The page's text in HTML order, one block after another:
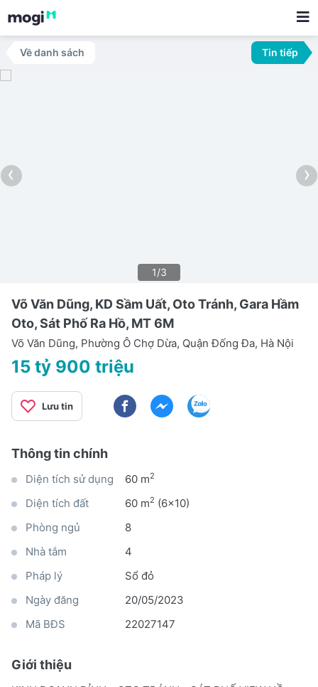
Về danh sách Tin tiếp
‹ ›
1/3
Võ Văn Dũng, KD Sầm Uất, Oto Tránh, Gara Hầm
Oto, Sát Phố Ra Hồ, MT 6M
Võ Văn Dũng, Phường Ô Chợ Dừa, Quận Đống Đa, Hà Nội
15 tỷ 900 triệu
Lưu tin
Thông tin chính
Diện tích sử dụng 60 m2
Diện tích đất 60 m2 (6x10)
Phòng ngủ
8
Nhà tắm
4
Pháp lý
Sổ đỏ
Ngày đăng
20/05/2023
Mã BĐS
22027147
Giới thiệu